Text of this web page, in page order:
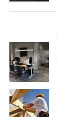
Vedrenne.
hoja de
panel
Asuntos
Fernando
gobiernos
El foro del